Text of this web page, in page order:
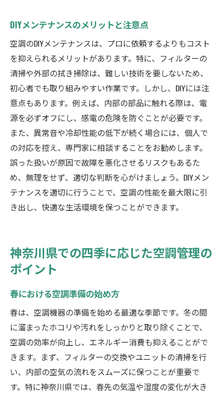
DIYメンテナンスのメリットと注意点
空調のDIYメンテナンスは、プロに依頼するよりもコスト
を抑えられるメリットがあります。特に、フィルターの
清掃や外部の拭き掃除は、難しい技術を要しないため、
初心者でも取り組みやすい作業です。しかし、DIYには注
意点もあります。例えば、内部の部品に触れる際は、電
源を必ずオフにし、感電の危険を防ぐことが必要です。
また、異常音や冷却性能の低下が続く場合には、個人で
の対応を控え、専門家に相談することをお勧めします。
誤った扱いが原因で故障を悪化させるリスクもあるた
め、無理をせず、適切な判断を心がけましょう。DIYメン
テナンスを適切に行うことで、空調の性能を最大限に引
き出し、快適な生活環境を保つことができます。
神奈川県での四季に応じた空調管理の
ポイント
春における空調準備の始め方
春は、空調機器の準備を始める最適な季節です。冬の間
に溜まったホコリや汚れをしっかりと取り除くことで、
空調の効率が向上し、エネルギー消費も抑えることがで
きます。まず、フィルターの交換やユニットの清掃を行
い、内部の空気の流れをスムーズに保つことが重要で
す。特に神奈川県では、春先の気温や湿度の変化が大き